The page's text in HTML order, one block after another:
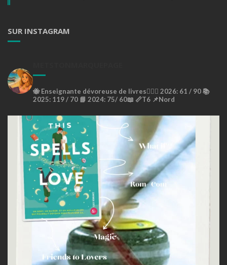
SUR INSTAGRAM
🐝Enseignante dévoreuse de livres🙇🏼‍♀️ 2026: 61 / 90 📚
2025: 119 / 70 📘 2024: 75/ 60📖 📏T6 📌Nord